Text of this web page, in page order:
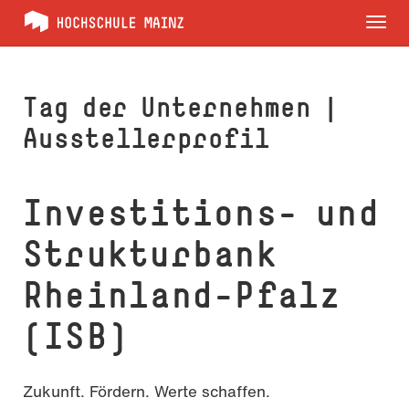
Tag der Unternehmen |
Ausstellerprofil
Investitions- und
Strukturbank
Rhein­land-Pfalz
(ISB)
Zukunft. Fördern. Werte schaffen.